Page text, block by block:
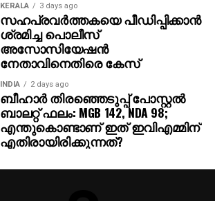
KERALA 3 days ago
സഹപ്രവര്‍ത്തകയെ പീഡിപ്പിക്കാന്‍
ശ്രമിച്ച പൊലീസ്
അസോസിയേഷന്‍
നേതാവിനെതിരെ കേസ്
INDIA 2 days ago
ബീഹാർ തിരഞ്ഞെടുപ്പ് പോസ്റ്റൽ
ബാലറ്റ് ഫലം: MGB 142, NDA 98;
എന്തുകൊണ്ടാണ് ഇത് ഇവിഎമ്മിന്
എതിരായിരിക്കുന്നത്?